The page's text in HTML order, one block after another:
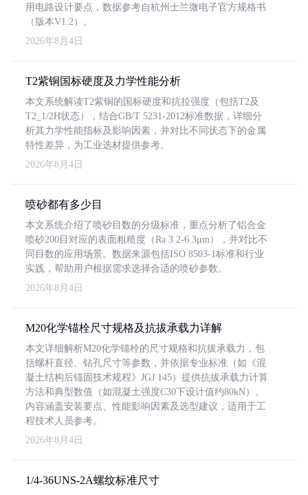
用电路设计要点，数据参考自杭州士兰微电子官方规格书
（版本V1.2）。
2026年8月4日
T2紫铜国标硬度及力学性能分析
本文系统解读T2紫铜的国标硬度和抗拉强度（包括T2及
T2_1/2H状态），结合GB/T 5231-2012标准数据，详细分
析其力学性能指标及影响因素，并对比不同状态下的金属
特性差异，为工业选材提供参考。
2026年8月4日
喷砂都有多少目
本文系统介绍了喷砂目数的分级标准，重点分析了铝合金
喷砂200目对应的表面粗糙度（Ra 3.2-6.3μm），并对比不
同目数的应用场景。数据来源包括ISO 8503-1标准和行业
实践，帮助用户根据需求选择合适的喷砂参数。
2026年8月4日
M20化学锚栓尺寸规格及抗拔承载力详解
本文详细解析M20化学锚栓的尺寸规格和抗拔承载力，包
括螺杆直径、钻孔尺寸等参数，并依据专业标准（如《混
凝土结构后锚固技术规程》JGJ 145）提供抗拔承载力计算
方法和典型数值（如混凝土强度C30下设计值约80kN）。
内容涵盖安装要点、性能影响因素及选型建议，适用于工
程技术人员参考。
2026年8月4日
1/4-36UNS-2A螺纹标准尺寸